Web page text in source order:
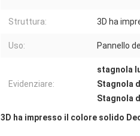
Struttura: 3D ha
Uso: Pannello
Evidenziare:
stagnola
Stagnola
Stagnola
3D ha impresso il colore solido